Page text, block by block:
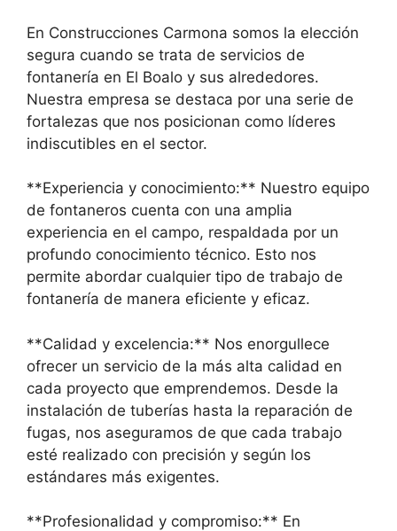
En Construcciones Carmona somos la elección
segura cuando se trata de servicios de
fontanería en El Boalo y sus alrededores.
Nuestra empresa se destaca por una serie de
fortalezas que nos posicionan como líderes
indiscutibles en el sector.
**Experiencia y conocimiento:** Nuestro equipo
de fontaneros cuenta con una amplia
experiencia en el campo, respaldada por un
profundo conocimiento técnico. Esto nos
permite abordar cualquier tipo de trabajo de
fontanería de manera eficiente y eficaz.
**Calidad y excelencia:** Nos enorgullece
ofrecer un servicio de la más alta calidad en
cada proyecto que emprendemos. Desde la
instalación de tuberías hasta la reparación de
fugas, nos aseguramos de que cada trabajo
esté realizado con precisión y según los
estándares más exigentes.
**Profesionalidad y compromiso:** En